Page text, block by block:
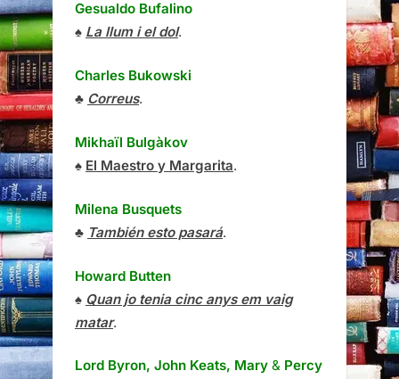
Gesualdo Bufalino
♠ La llum i el dol.
Charles Bukowski
♣ Correus.
Mikhaïl Bulgàkov
♠ El Maestro y Margarita.
Milena Busquets
♣ También esto pasará.
Howard Butten
♠ Quan jo tenia cinc anys em vaig
matar.
Lord Byron, John Keats, Mary & Percy